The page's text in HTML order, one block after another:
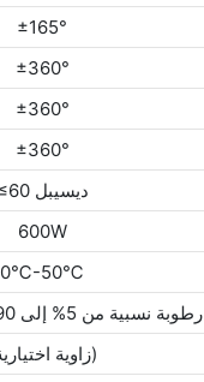
±165°
±360°
±360°
±360°
≤60 ديسيبل
600W
0℃-50℃
رطوبة نسبية من 5% إلى 90% (بدون تكثف)
(زاوية اختيارية)